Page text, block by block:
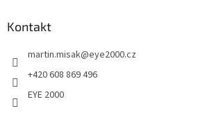
Kontakt
martin.misak@eye2000.cz
+420 608 869 496
EYE 2000